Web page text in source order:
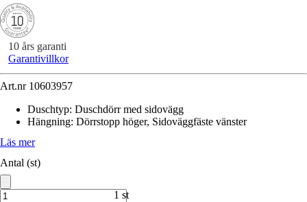
10 års garanti
Garantivillkor
Art.nr 10603957
Duschtyp: Duschdörr med sidovägg
Hängning: Dörrstopp höger, Sidoväggfäste vänster
Läs mer
Antal (st)
1 st